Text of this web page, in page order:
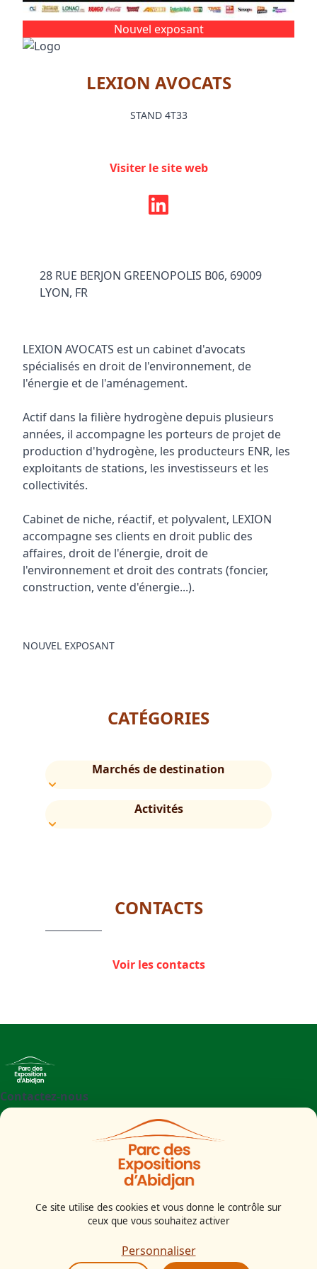
Nouvel exposant
LEXION AVOCATS
STAND 4T33
Visiter le site web
28 RUE BERJON GREENOPOLIS B06, 69009
LYON, FR
LEXION AVOCATS est un cabinet d'avocats
spécialisés en droit de l'environnement, de
l'énergie et de l'aménagement.
Actif dans la filière hydrogène depuis plusieurs
années, il accompagne les porteurs de projet de
production d'hydrogène, les producteurs ENR, les
exploitants de stations, les investisseurs et les
collectivités.
Cabinet de niche, réactif, et polyvalent, LEXION
accompagne ses clients en droit public des
affaires, droit de l'énergie, droit de
l'environnement et droit des contrats (foncier,
construction, vente d'énergie...).
NOUVEL EXPOSANT
CATÉGORIES
Marchés de destination
Activités
CONTACTS
Voir les contacts
Contactez-nous
Parc des Expositions d'Abidjan - Boulevard de l'aéroport
Politiques de confidentialité
Ce site utilise des cookies et vous donne le contrôle sur
ceux que vous souhaitez activer
Personnaliser